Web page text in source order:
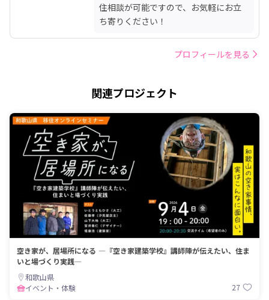
住相談が可能ですので、お気軽にお立
ち寄りください！
プロフィールを見る
関連プロジェクト
空き家が、居場所になる ―『空き家建築学校』講師陣が伝えたい、住ま
いと場づくり実践―
和歌山県
イベント・体験
27